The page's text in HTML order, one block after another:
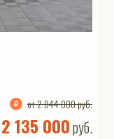
от 2 844 000 руб.
2 135 000руб.